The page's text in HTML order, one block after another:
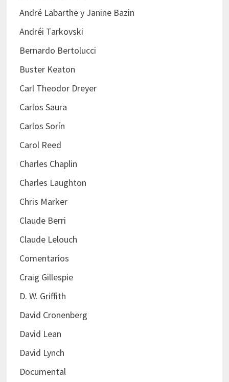
André Labarthe y Janine Bazin
Andréi Tarkovski
Bernardo Bertolucci
Buster Keaton
Carl Theodor Dreyer
Carlos Saura
Carlos Sorín
Carol Reed
Charles Chaplin
Charles Laughton
Chris Marker
Claude Berri
Claude Lelouch
Comentarios
Craig Gillespie
D. W. Griffith
David Cronenberg
David Lean
David Lynch
Documental